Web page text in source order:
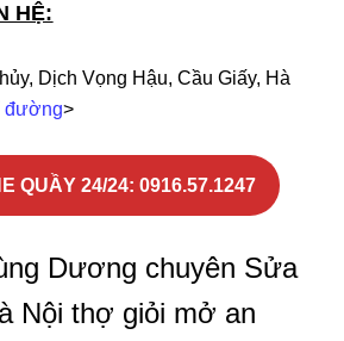
HỆ:
Dịch Vọng Hậu, Cầu Giấy, Hà
đường>
QUẦY 24/24: 0916.57.1247
Dương chuyên Sửa
Nội thợ giỏi mở an